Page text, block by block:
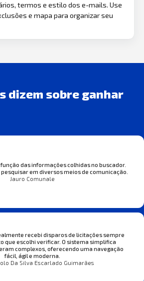
termos e estilo dos e-mails. Use
e mapa para organizar seu
dizem sobre ganhar
das informações colhidas no buscador.
em diversos meios de comunicação.
Jauro Comunale
recebi disparos de licitações sempre
que escolhi verificar. O sistema simplifica
complexos, oferecendo uma navegação
fácil, ágil e moderna.
Da Silva Escarlado Guimarães